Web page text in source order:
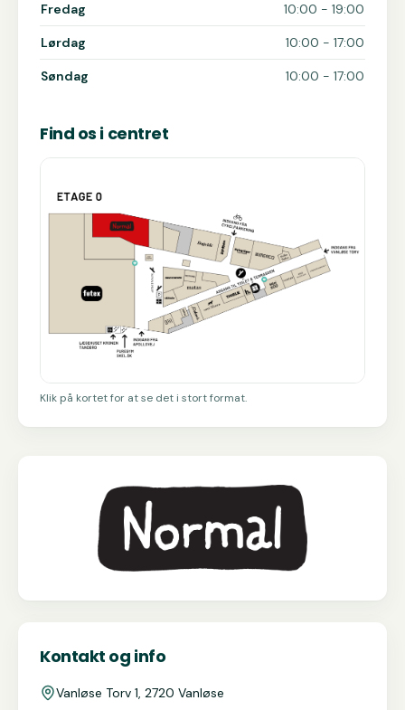
Fredag 10:00 - 19:00
Lørdag 10:00 - 17:00
Søndag 10:00 - 17:00
Find os i centret
Klik på kortet for at se det i stort format.
Kontakt og info
Vanløse Torv 1, 2720 Vanløse